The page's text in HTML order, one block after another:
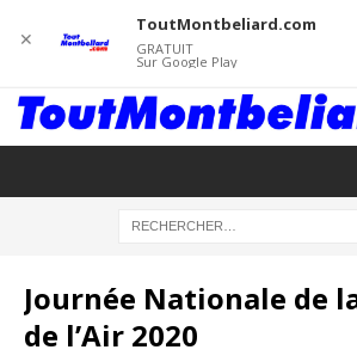
Journée Nationale de
de l’Air 2020
✕
ToutMontbeliard.com
GRATUIT
Sur Google Play